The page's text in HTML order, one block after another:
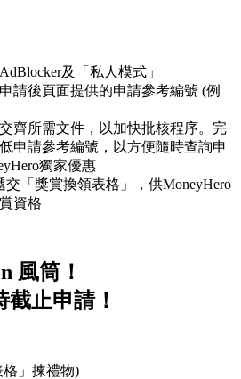
及「私人模式」
請後頁面提供的申請參考編號 (例
齊所需文件，以加快批核程序。完
申請參考編號，以方便隨時查詢申
獨家優惠
「獎賞換領表格」，供MoneyHero
資格
風筒！
截止申請！
」揀禮物)